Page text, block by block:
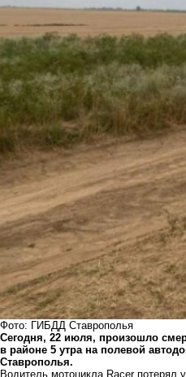
Фото: ГИБДД Ставрополья
Сегодня, 22 июля, произошло
в районе 5 утра на полевой
Ставрополья.
Водитель мотоцикла Racer потерял